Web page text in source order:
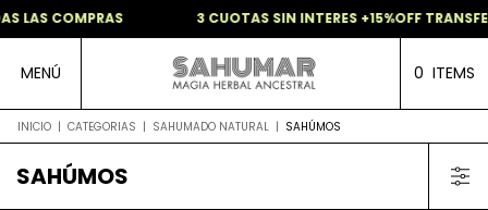
LAS COMPRAS 3 CUOTAS SIN INTERES +15%OFF
MENÚ 0 ITEMS
INICIO | CATEGORIAS | SAHUMADO NATURAL | SAHÚMOS
SAHÚMOS